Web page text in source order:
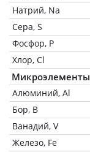
Натрий, Na
Сера, S
Фосфор, P
Хлор, Cl
Микроэлементы
Алюминий, Al
Бор, B
Ванадий, V
Железо, Fe